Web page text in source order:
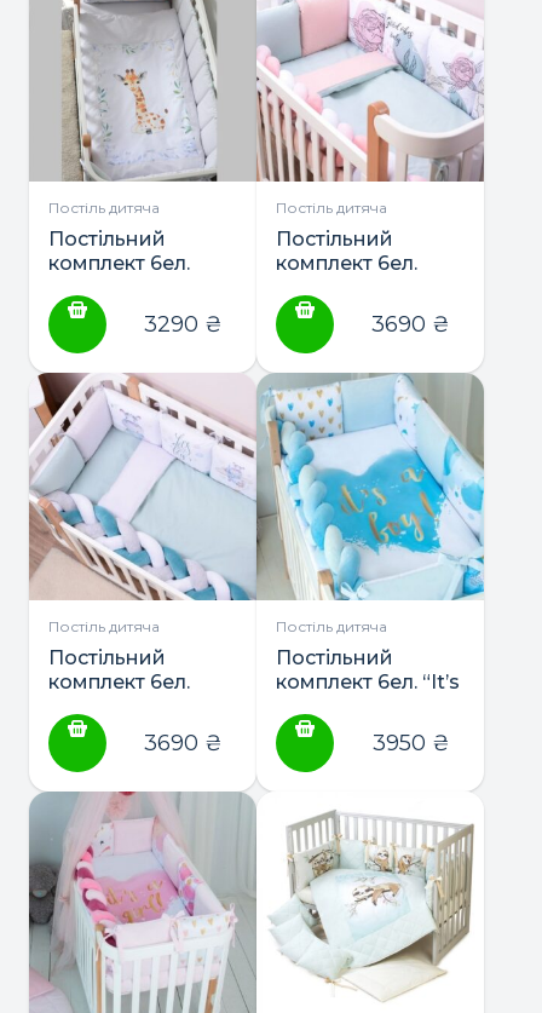
Постіль дитяча
Постільний
комплект 6ел.
Baby Veres3290 ₴
Постіль дитяча
Постільний
комплект 6ел.
Baby Veres3690 ₴
Постіль дитяча
Постільний
комплект 6ел.
Veres
3690 ₴
Постіль дитяча
Постільний
комплект 6ел. “It’s
Veres
3950 ₴